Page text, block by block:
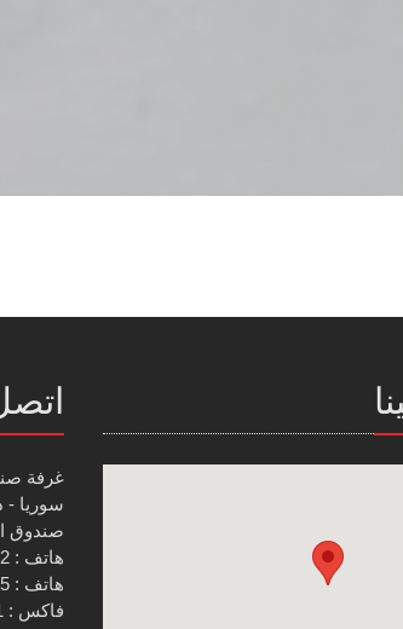
غرفة
سوريا
صندوق
هاتف : 2215042 11 963+
هاتف : 2222205 11 963+
فاكس : 2245981 11 963+